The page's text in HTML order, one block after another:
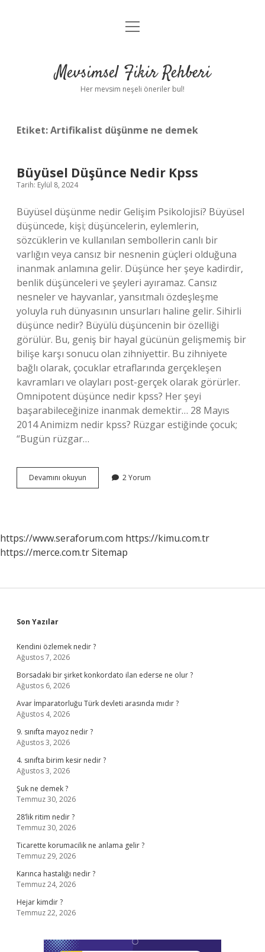
Anasayfa
Yasal Uyarı
menüyü
Mevsimsel Fikir Rehberi
Her mevsim neşeli öneriler bul!
Etiket:Artifikalist düşünme ne demek
Büyüsel Düşünce Nedir Kpss
Tarih: Eylül 8, 2024
Büyüsel düşünme nedir Gelişim Psikolojisi? Büyüsel
düşüncede, kişi; düşüncelerin, eylemlerin,
sözcüklerin ve kullanılan sembollerin canlı bir
varlığın veya cansız bir nesnenin güçleri olduğuna
inanmak anlamına gelir. Düşünce her şeye kadirdir,
benlik düşünceleri ve şeyleri ayıramaz. Cansız
nesneler ve hayvanlar, yansıtmalı özdeşleşme
yoluyla ruh dünyasının unsurları haline gelir. Sihirli
düşünce nedir? Büyülü düşüncenin bir özelliği
görülür. Bu, geniş bir hayal gücünün gelişmemiş bir
bilişe karşı sonucu olan zihniyettir. Bu zihniyete
bağlı olarak, çocuklar etraflarında gerçekleşen
kavramları ve olayları post-gerçek olarak görürler.
Omnipotent düşünce nedir kpss? Her şeyi
başarabileceğinize inanmak demektir… 28 Mayıs
2014 Animizm nedir kpss? Rüzgar estiğinde çocuk;
“Bugün rüzgar…
Devamını okuyun
Düşünce
2 Yorum
https://www.seraforum.com https://kimu.com.tr
https://merce.com.trSitemap
Sidebar
Son Yazılar
Kendini özlemek nedir ?
Ağustos 7, 2026
Borsadaki bir şirket konkordato ilan ederse ne olur ?
Ağustos 6, 2026
Avar İmparatorluğu Türk devleti arasında mıdır ?
Ağustos 4, 2026
9. sınıfta mayoz nedir ?
Ağustos 3, 2026
4. sınıfta birim kesir nedir ?
Ağustos 3, 2026
Şuk ne demek ?
Temmuz 30, 2026
28’lik ritim nedir ?
Temmuz 30, 2026
Ticarette korumacilik ne anlama gelir ?
Temmuz 29, 2026
Karınca hastalığı nedir ?
Temmuz 24, 2026
Hejar kimdir ?
Temmuz 22, 2026